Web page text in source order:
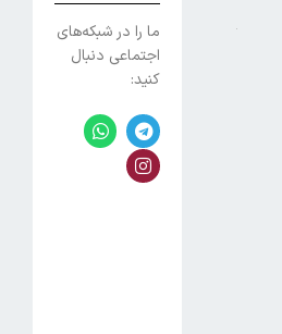
ما را در شبکه‌های
اجتماعی دنبال
کنید: